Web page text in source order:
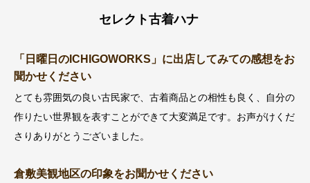
セレクト古着ハナ
「日曜日のICHIGOWORKS」に出店してみての感想をお
聞かせください
とても雰囲気の良い古民家で、古着商品との相性も良く、自分の
作りたい世界観を表すことができて大変満足です。お声がけくだ
さりありがとうございました。
倉敷美観地区の印象をお聞かせください